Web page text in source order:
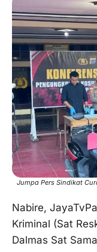
Jumpa Pers Sindikat
Nabire,
Kriminal (Sat
Dalmas Sat